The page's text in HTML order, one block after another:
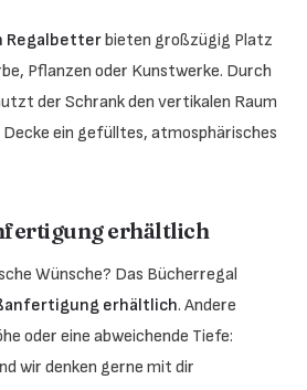
Regalbetterbieten großzügig Platz
Pflanzen oder Kunstwerke. Durch
der Schrank den vertikalen Raum
Decke ein gefülltes, atmosphärisches
erhältlich
Wünsche? Das Bücherregal
erhältlich. Andere
oder eine abweichende Tiefe:
wir denken gerne mit dir